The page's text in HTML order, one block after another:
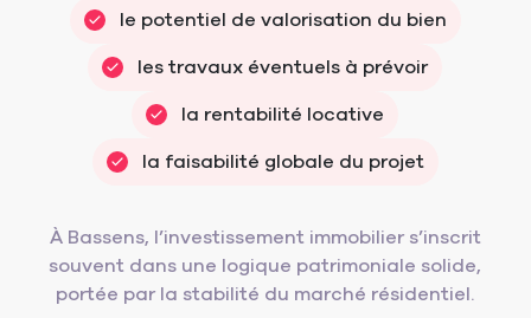
le potentiel de valorisation du bien
les travaux éventuels à prévoir
la rentabilité locative
la faisabilité globale du projet
À Bassens, l’investissement immobilier s’inscrit
souvent dans une logique patrimoniale solide,
portée par la stabilité du marché résidentiel.